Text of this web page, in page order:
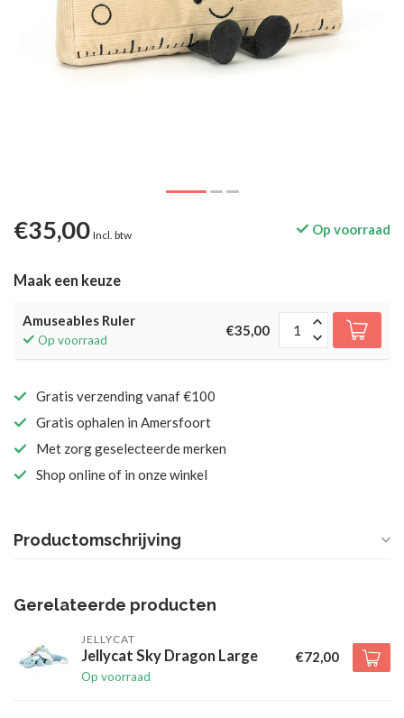
€35,00 Incl. btw Op voorraad
Maak een keuze
Amuseables Ruler
Op voorraad
€35,00
Gratis verzending vanaf €100
Gratis ophalen in Amersfoort
Met zorg geselecteerde merken
Shop online of in onze winkel
Productomschrijving
Gerelateerde producten
JELLYCAT
Jellycat Sky Dragon Large
Op voorraad
€72,00